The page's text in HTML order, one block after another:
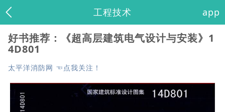
工程技术 app
好书推荐：《超高层建筑电气设计与安装》1
4D801
太平洋消防网 ☜点我关注！